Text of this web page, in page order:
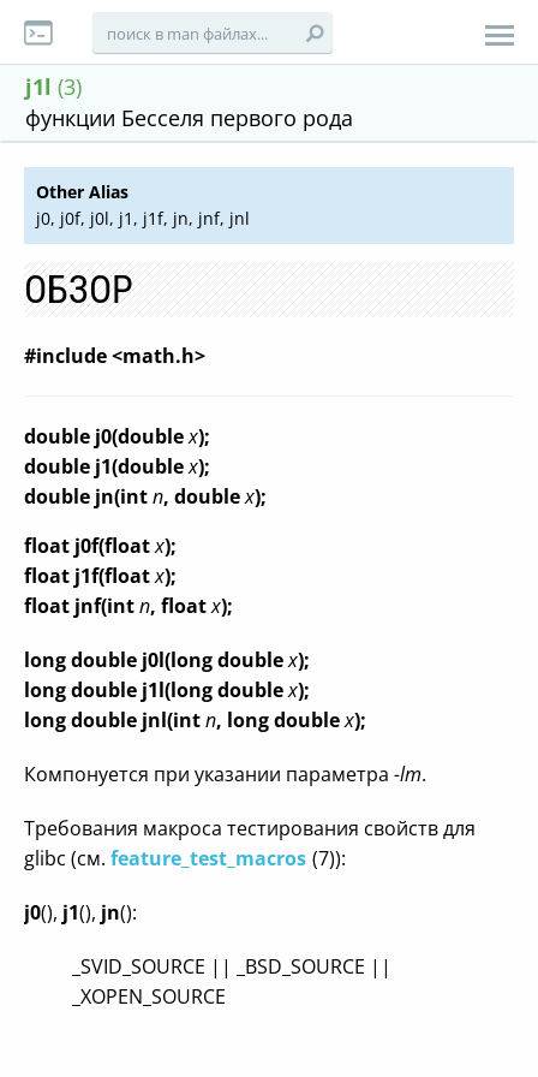
j1l (3)
функции Бесселя первого рода
Other Alias
j0, j0f, j0l, j1, j1f, jn, jnf, jnl
ОБЗОР
#include <math.h>
double j0(doublex);
double j1(doublex);
double jn(intn, doublex);
float j0f(floatx);
float j1f(floatx);
float jnf(intn, floatx);
long double j0l(long doublex);
long double j1l(long doublex);
long double jnl(intn, long doublex);
Компонуется при указании параметра -lm.
Требования макроса тестирования свойств для
glibc (см. feature_test_macros (7)):
j0(), j1(), jn():
_SVID_SOURCE || _BSD_SOURCE ||
_XOPEN_SOURCE